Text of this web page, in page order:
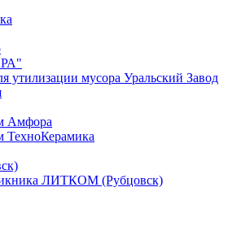
утилизации мусора Уральский Завод
Амфора
ТехноКерамика
ЛИТКОМ (Рубцовск)